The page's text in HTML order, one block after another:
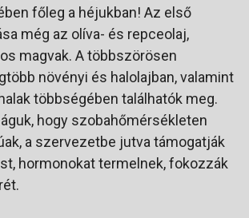
főleg a héjukban! Az első
még az olíva- és repceolaj,
magvak. A többszörösen
növényi és halolajban, valamint
többségében találhatók meg.
hogy szobahőmérsékleten
a szervezetbe jutva támogatják
hormonokat termelnek, fokozzák